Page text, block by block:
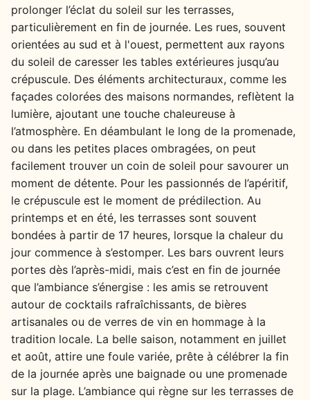
prolonger l’éclat du soleil sur les terrasses,
particulièrement en fin de journée. Les rues, souvent
orientées au sud et à l'ouest, permettent aux rayons
du soleil de caresser les tables extérieures jusqu’au
crépuscule. Des éléments architecturaux, comme les
façades colorées des maisons normandes, reflètent la
lumière, ajoutant une touche chaleureuse à
l’atmosphère. En déambulant le long de la promenade,
ou dans les petites places ombragées, on peut
facilement trouver un coin de soleil pour savourer un
moment de détente. Pour les passionnés de l’apéritif,
le crépuscule est le moment de prédilection. Au
printemps et en été, les terrasses sont souvent
bondées à partir de 17 heures, lorsque la chaleur du
jour commence à s’estomper. Les bars ouvrent leurs
portes dès l’après-midi, mais c’est en fin de journée
que l’ambiance s’énergise : les amis se retrouvent
autour de cocktails rafraîchissants, de bières
artisanales ou de verres de vin en hommage à la
tradition locale. La belle saison, notamment en juillet
et août, attire une foule variée, prête à célébrer la fin
de la journée après une baignade ou une promenade
sur la plage. L’ambiance qui règne sur les terrasses de